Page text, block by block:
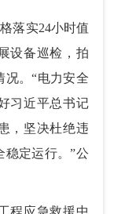
落实24小时值
设备巡检，拍
况。“电力安全
习近平总书记
，坚决杜绝违
稳定运行。”公
应急救援中